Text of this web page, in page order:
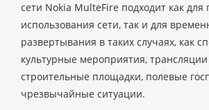
сети Nokia MulteFire подходит как для
использования сети, так и для
развертывания в таких случаях, как
культурные мероприятия,
строительные площадки, полевые
чрезвычайные ситуации.